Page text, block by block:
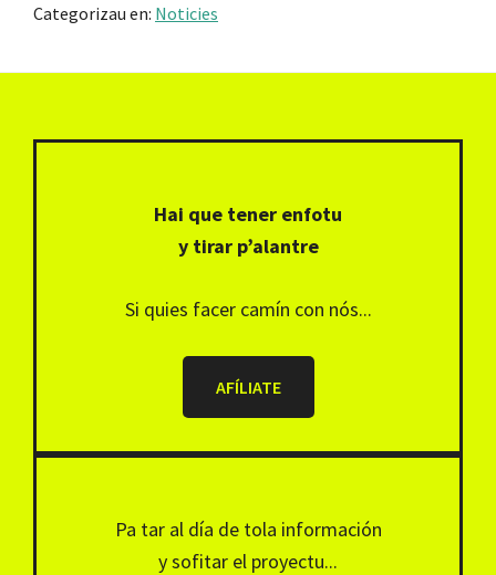
Categorizau en: Noticies
Footer
Hai que tener enfotu
y tirar p’alantre
Si quies facer camín con nós...
AFÍLIATE
Pa tar al día de tola información
y sofitar el proyectu...